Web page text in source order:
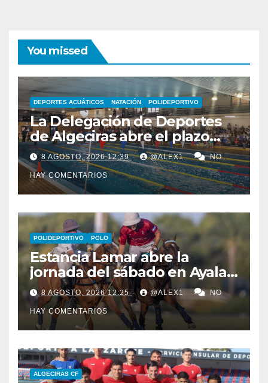
You missed
DEPORTES ACUÁTICOS NATACIÓN POLIDEPORTIVO
La Delegación de Deportes
de Algeciras abre el plazo
para los cursos municipales
de natación para todas las
edades
8 AGOSTO, 2026 12:39 @ALEX1 NO
HAY COMENTARIOS
POLIDEPORTIVO POLO
Estancia Lamar abre la
jornada del sábado en Ayala
Polo Club con una
remontada y apurada victoria
sobre Savoir PT
8 AGOSTO, 2026 12:25 @ALEX1 NO
HAY COMENTARIOS
ALGECIRAS CF